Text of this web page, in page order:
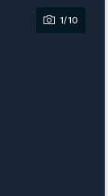
1/10